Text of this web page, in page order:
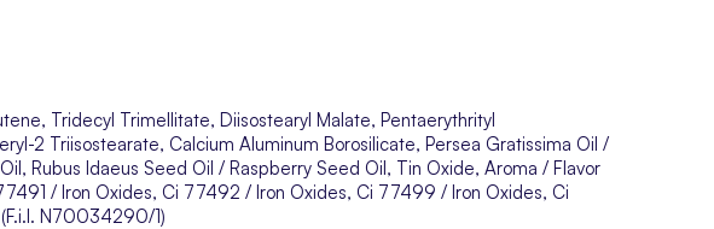
Tridecyl Trimellitate, Diisostearyl Malate, Pentaerythrityl
2 Triisostearate, Calcium Aluminum Borosilicate, Persea Gratissima Oil /
Rubus Idaeus Seed Oil / Raspberry Seed Oil, Tin Oxide, Aroma / Flavor
/ Iron Oxides, Ci 77492 / Iron Oxides, Ci 77499 / Iron Oxides, Ci
N70034290/1)